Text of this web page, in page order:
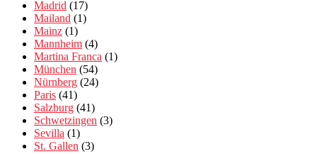
Madrid (17)
Mailand (1)
Mainz (1)
Mannheim (4)
Martina Franca (1)
München (54)
Nürnberg (24)
Paris (41)
Salzburg (41)
Schwetzingen (3)
Sevilla (1)
St. Gallen (3)